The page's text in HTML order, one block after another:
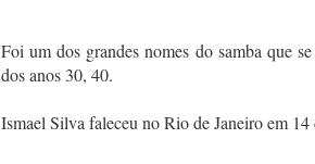
Foi um dos grandes nomes do samba que
dos anos 30, 40.
Ismael Silva faleceu no Rio de Janeiro em 14